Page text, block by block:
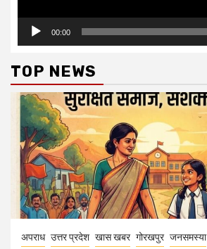
00:00
TOP NEWS
अपराध उत्तर प्रदेश खास खबर गोरखपुर जनसमस्या